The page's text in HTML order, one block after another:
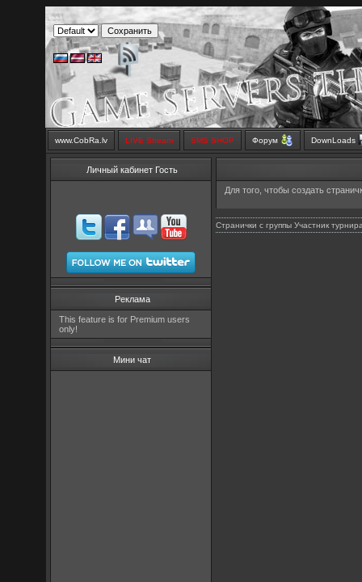
www.CobRa.lv LIVE Stream SMS SHOP Форум DownLoads
Личный кабинет Гость
Реклама
This feature is for Premium users
only!
Мини чат
Для того, чтобы создать
Странички с группы Участник